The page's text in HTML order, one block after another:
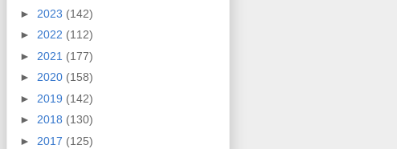
► 2023 (142)
► 2022 (112)
► 2021 (177)
► 2020 (158)
► 2019 (142)
► 2018 (130)
► 2017 (125)